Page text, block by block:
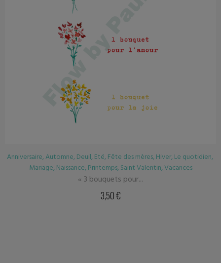
,
Anniversaire,Automne, Deuil,Eté,Fête des mères,Hiver
Mariage,Naissance,Printemps,Vacances